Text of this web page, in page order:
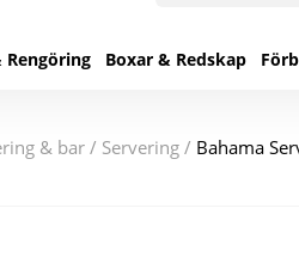
produkter
Rengöring Boxar & Redskap
& bar / servering / Bahama